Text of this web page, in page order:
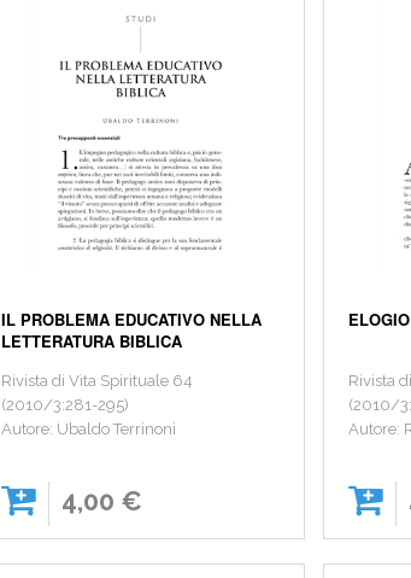
IL PROBLEMA EDUCATIVO NELLA
LETTERATURA BIBLICA
Rivista di Vita Spirituale 64
(2010/3:281-295)
Autore: Ubaldo Terrinoni
4,00 €
Rivista
(2010/
Autore: